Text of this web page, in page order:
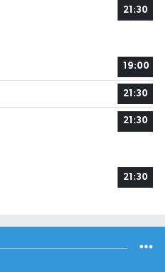
21:30
19:00
21:30
21:30
21:30